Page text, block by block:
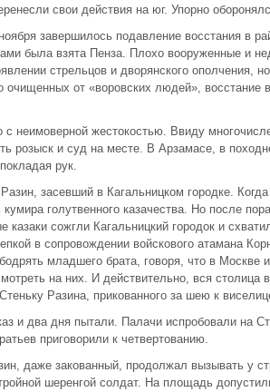
свои действия на юг. Упорно
завершилось подавление восстания в
была взята Пенза. Плохо вооруженные и
стрельцов и дворянского ополчения,
очищенных от «воровских людей», восстание
неимоверной жестокостью. Ввиду
розыск и суд на месте. В Арзамасе, в
рук.
засевший в Кагальницком городке.
голутвенного казачества. Но после
казаки сожгли Кагальницкий городок и
в сопровождении войскового атамана
младшего брата, говоря, что в Москве
на них. И действительно, вся столица
Стеньку Разина, прикованного за шею к
и два дня пытали. Палачи испробовали на
приговорили к четвертованию.
даже закованный, продолжал вызывать у
шеренгой солдат. На площадь